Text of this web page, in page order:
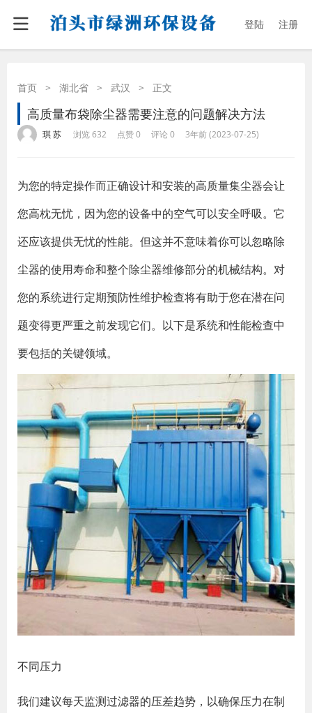
登陆 注册
首页 > 湖北省 > 武汉 > 正文
高质量布袋除尘器需要注意的问题解决方法
琪 苏 浏览 632 点赞 0 评论 0 3年前 (2023-07-25)
为您的特定操作而正确设计和安装的高质量集尘器会让
您高枕无忧，因为您的设备中的空气可以安全呼吸。它
还应该提供无忧的性能。但这并不意味着你可以忽略除
尘器的使用寿命和整个除尘器维修部分的机械结构。对
您的系统进行定期预防性维护检查将有助于您在潜在问
题变得更严重之前发现它们。以下是系统和性能检查中
要包括的关键领域。
不同压力
我们建议每天监测过滤器的压差趋势，以确保压力在制